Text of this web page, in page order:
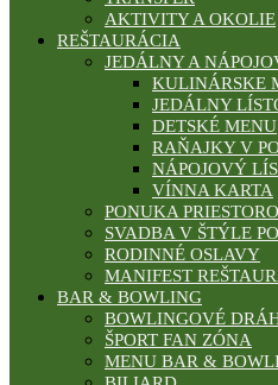
AKTIVITY A OKOLIE
REŠTAURÁCIA
JEDÁLNY A
KULINÁRSKE
JEDÁLNY
DETSKÉ MENU
RAŇAJKY V
NÁPOJOVÝ
VÍNNA KARTA
PONUKA
SVADBA V ŠTÝLE
RODINNÉ OSLAVY
MANIFEST
BAR & BOWLING
BOWLINGOVÉ
ŠPORT FAN ZÓNA
MENU BAR &